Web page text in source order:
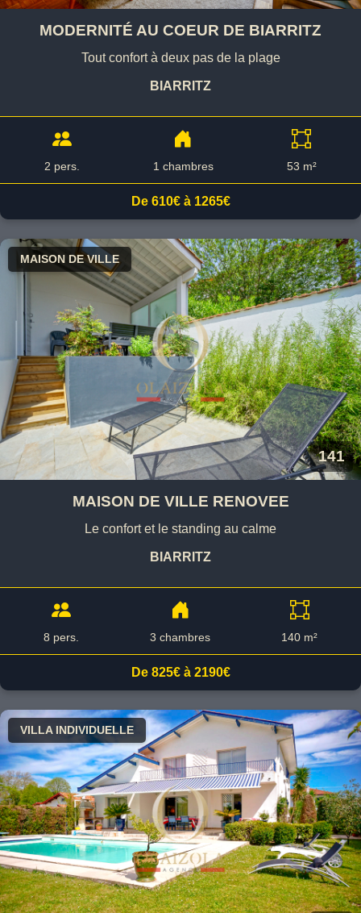
MODERNITÉ AU COEUR DE BIARRITZ
Tout confort à deux pas de la plage
BIARRITZ
2 pers. 1 chambres 53 m²
De 610€ à 1265€
MAISON DE VILLE
141
MAISON DE VILLE RENOVEE
Le confort et le standing au calme
BIARRITZ
8 pers. 3 chambres 140 m²
De 825€ à 2190€
VILLA INDIVIDUELLE